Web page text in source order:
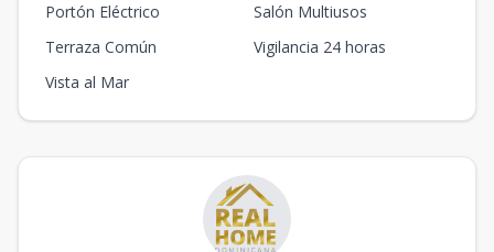
Portón Eléctrico
Salón Multiusos
Terraza Común
Vigilancia 24 horas
Vista al Mar